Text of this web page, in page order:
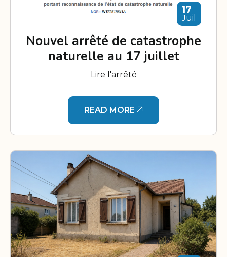
17
Juil
Nouvel arrêté de catastrophe
naturelle au 17 juillet
Lire l'arrêté
READ MORE